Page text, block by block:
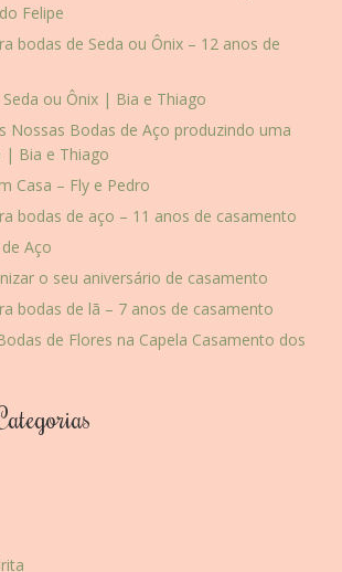
Felipe
bodas de Seda ou Ônix – 12 anos de
ou Ônix | Bia e Thiago
Nossas Bodas de Aço produzindo uma
| Bia e Thiago
Casa – Fly e Pedro
bodas de aço – 11 anos de casamento
Aço
o seu aniversário de casamento
bodas de lã – 7 anos de casamento
de Flores na Capela Casamento dos